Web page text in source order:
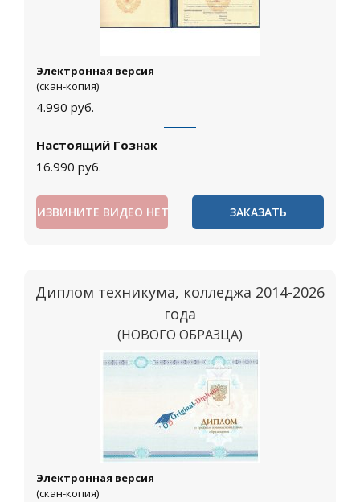
Электронная версия
(скан-копия)
4.990 руб.
Настоящий Гознак
16.990 руб.
ИЗВИНИТЕ ВИДЕО НЕТ ЗАКАЗАТЬ
Диплом техникума, колледжа 2014-2026
года
(НОВОГО ОБРАЗЦА)
Москва
Электронная версия
(скан-копия)